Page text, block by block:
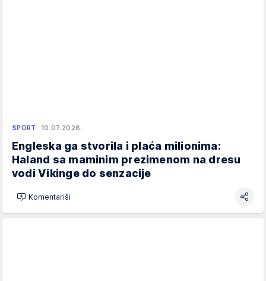
SPORT 10.07.2026.
Engleska ga stvorila i plaća milionima:
Haland sa maminim prezimenom na dresu
vodi Vikinge do senzacije
Komentariši